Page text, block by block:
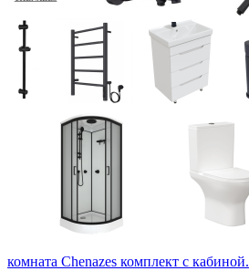
комната Chenazes комплект с кабиной.